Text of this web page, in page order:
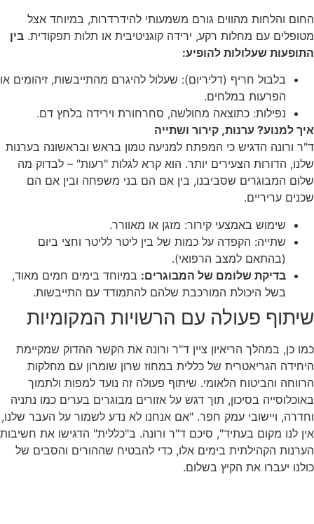
החום והלחות מהווים גורם משמעותי להידרדרות, במיוחד אצל
מטופלים עם מחלות רקע, ירידה קוגניטיבית או תלות תפקודית. בין
התופעות שעלולות להופיע:
בלבול חריף (דליריום): שעלול להיגרם מהתייבשות, זיהומים או
הפרעות במלחים.
נפילות: כתוצאה מחולשה, סחרחורת וירידה בלחץ דם.
איך למנוע? ערנות, קירור ושתייה
ד"ר ורונה הדגיש כי המפתח למניעה טמון בראש ובראשונה בערנות
שלנו, הדורות הצעירים יותר. הוא קרא לגלות "רעות" – לבדוק מה
שלום המבוגרים שסביבנו, בין אם הם בני משפחה ובין אם הם
שכנים עריריים.
שימוש באמצעי קירור: מזגן או מאוורר.
שתייה: הקפדה על כמות של בין ליטר לליטר וחצי ביום
(בהתאם למצב הרפואי).
בדיקת שלומם של המבוגרים: במיוחד בימים חמים מאוד,
בשל היכולת המורכבת שלהם להתמודד עם התייבשות.
שיתוף פעולה עם הרשויות המקומיות
כמו כן, במהלך הריאיון ציין ד"ר ורונה את הקשר ההדוק שמקיימת
היחידה הגריאטרית של כללית במחוז שרון שומרון עם מחלקות
הרווחה והביטוח הלאומי. שיתוף פעולה זה נועד למפות ולתמוך
באוכלוסייה בסיכון, תוך דגש על אזורים מבוגרים בערים כמו נתניה
וחדרה, ויישובי עמק חפר. "אם אנחנו לא נדע לשמור על העבר שלנו,
אין לנו מקום בעתיד", סיכם ד"ר ורונה. ב"כללית" הדגישו את חשיבות
הערנות הקהילתית בימים אלו, כדי להבטיח שההורים והסבים של
כולנו יעברו את הקיץ בשלום.